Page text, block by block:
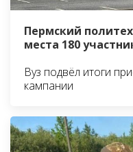
Пермский
места 180
Вуз подвёл итоги
кампании